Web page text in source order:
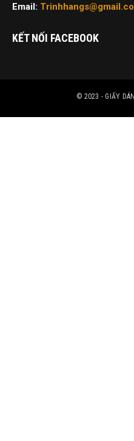
Email:
KẾT NỐI FACEBOOK
© 2023 - GIẤY